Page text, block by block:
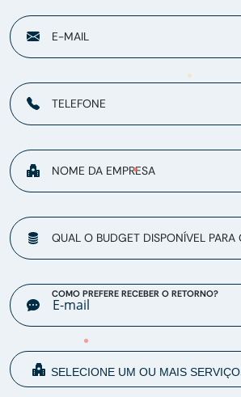
E-MAIL
TELEFONE
NOME DA EMPRESA
QUAL O BUDGET DISPONÍVEL PARA
COMO PREFERE RECEBER O RETORNO?